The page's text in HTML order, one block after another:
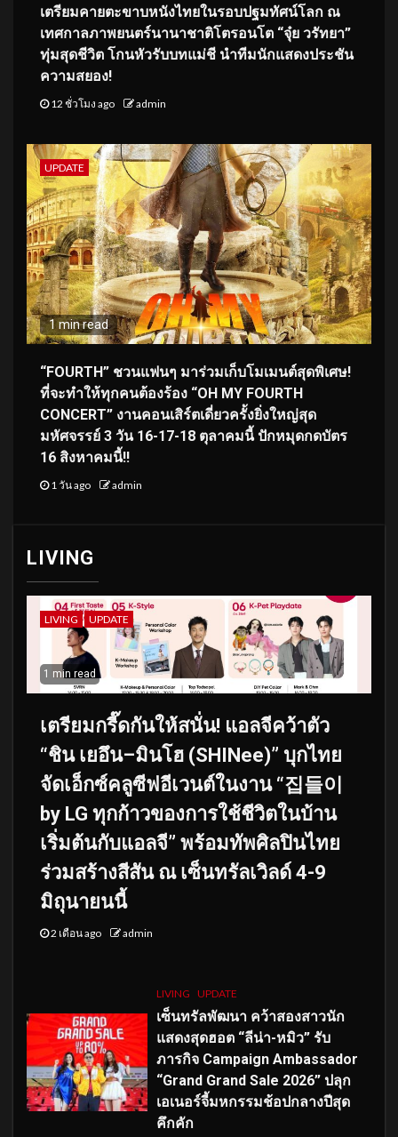
เตรียมคายตะขาบหนังไทยในรอบปฐมทัศน์โลก ณ
เทศกาลภาพยนตร์นานาชาติโตรอนโต “จุ๋ย วรัทยา”
ทุ่มสุดชีวิต โกนหัวรับบทแม่ชี นำทีมนักแสดงประชัน
ความสยอง!
12 ชั่วโมง ago admin
UPDATE
1 min read
“FOURTH” ชวนแฟนๆ มาร่วมเก็บโมเมนต์สุดพิเศษ!
ที่จะทำให้ทุกคนต้องร้อง “OH MY FOURTH
CONCERT” งานคอนเสิร์ตเดี่ยวครั้งยิ่งใหญ่สุด
มหัศจรรย์ 3 วัน 16-17-18 ตุลาคมนี้ ปักหมุดกดบัตร
16 สิงหาคมนี้!!
1 วัน ago admin
LIVING
LIVING UPDATE
1 min read
เตรียมกรี๊ดกันให้สนั่น! แอลจีคว้าตัว
“ชิน เยอึน–มินโฮ (SHINee)” บุกไทย
จัดเอ็กซ์คลูซีฟอีเวนต์ในงาน “집들이
by LG ทุกก้าวของการใช้ชีวิตในบ้าน
เริ่มต้นกับแอลจี” พร้อมทัพศิลปินไทย
ร่วมสร้างสีสัน ณ เซ็นทรัลเวิลด์ 4-9
มิถุนายนนี้
2 เดือน ago admin
LIVING UPDATE
เซ็นทรัลพัฒนา คว้าสองสาวนัก
แสดงสุดฮอต “ลีน่า-หมิว” รับ
ภารกิจ Campaign Ambassador
“Grand Grand Sale 2026” ปลุก
เอเนอร์จี้มหกรรมช้อปกลางปีสุด
คึกคัก